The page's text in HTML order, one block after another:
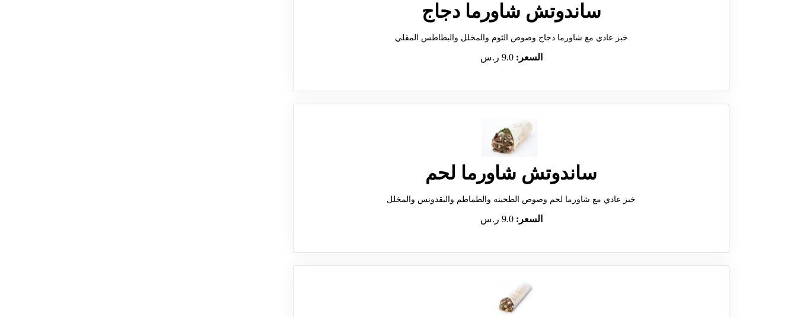
ساندوتش شاورما دجاج
خبز عادي مع شاورما دجاج وصوص الثوم والمخلل والبطاطس المقلي
السعر:9.0 ر.س
ساندوتش شاورما لحم
خبز عادي مع شاورما لحم وصوص الطحينه والطماطم والبقدونس والمخلل
السعر:9.0 ر.س